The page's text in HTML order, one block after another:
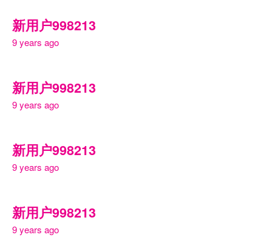
新用户998213
9 years ago
新用户998213
9 years ago
新用户998213
9 years ago
新用户998213
9 years ago